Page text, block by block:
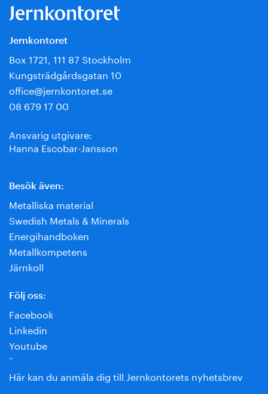
Jernkontoret
Box 1721, 111 87 Stockholm
Kungsträdgårdsgatan 10
office@jernkontoret.se
08 679 17 00
Ansvarig utgivare:
Hanna Escobar-Jansson
Besök även:
Metalliska material
Swedish Metals & Minerals
Energihandboken
Metallkompetens
Järnkoll
Följ oss:
Facebook
Linkedin
Youtube
¨
Här kan du anmäla dig till Jernkontorets nyhetsbrev